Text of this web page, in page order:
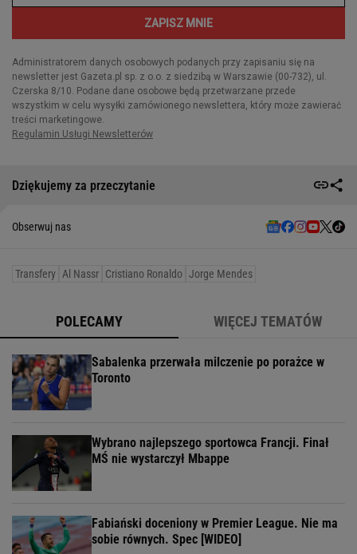
Dziękujemy za przeczytanie
Obserwuj nas
Transfery Al Nassr Cristiano Ronaldo Jorge Mendes
POLECAMY WIĘCEJ TEMATÓW
Sabalenka przerwała milczenie po porażce w
Toronto
Wybrano najlepszego sportowca Francji. Finał
MŚ nie wystarczył Mbappe
Fabiański doceniony w Premier League. Nie ma
sobie równych. Spec [WIDEO]